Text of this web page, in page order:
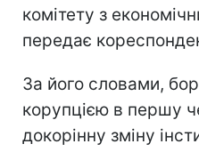
комітету з
передає
За його словами,
корупцією в першу
докорінну зміну